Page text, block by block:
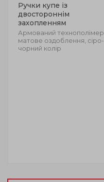
Ручки купе із
двостороннім
захопленням
Армований технополімер,
матове оздоблення, сіро-
чорний колір